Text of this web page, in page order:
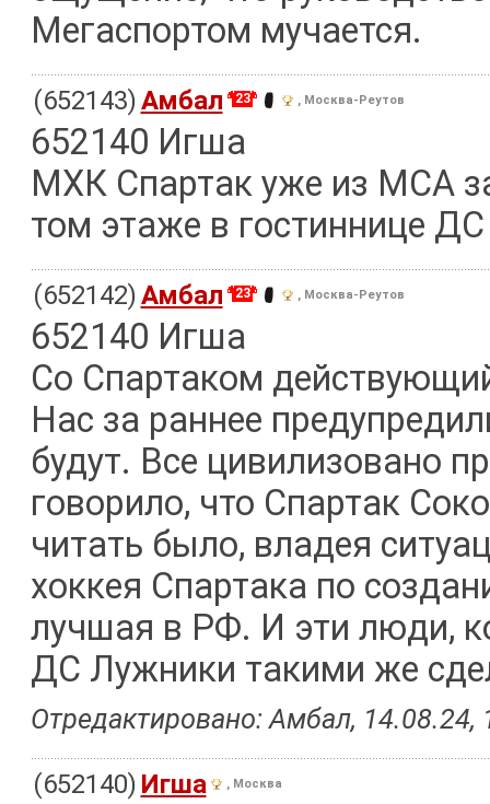
Мегаспортом мучается.
(652143)Амбал 23 , Москва-Реутов
652140 Игша
МХК Спартак уже из МСА
том этаже в гостиннице
(652142)Амбал 23 , Москва-Реутов
652140 Игша
Со Спартаком
Нас за раннее
будут. Все цивилизовано
говорило, что Спартак
читать было, владея
хоккея Спартака по
лучшая в РФ. И эти люди,
ДС Лужники такими же
Отредактировано: Амбал, 14.08.24,
(652140) Игша , Москва